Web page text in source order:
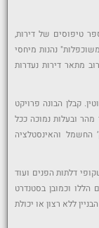
טיפוסים של דירות,
נהנות מיחסי
מתאר דירות נעדרות
קבלן הבונה פרויקט
ובעלות נמוכה ככל
החשמל והאינסטלציה
דלתות הפנים ועוד
וכמובן בסטנדרט
ללא רצון או יכולת